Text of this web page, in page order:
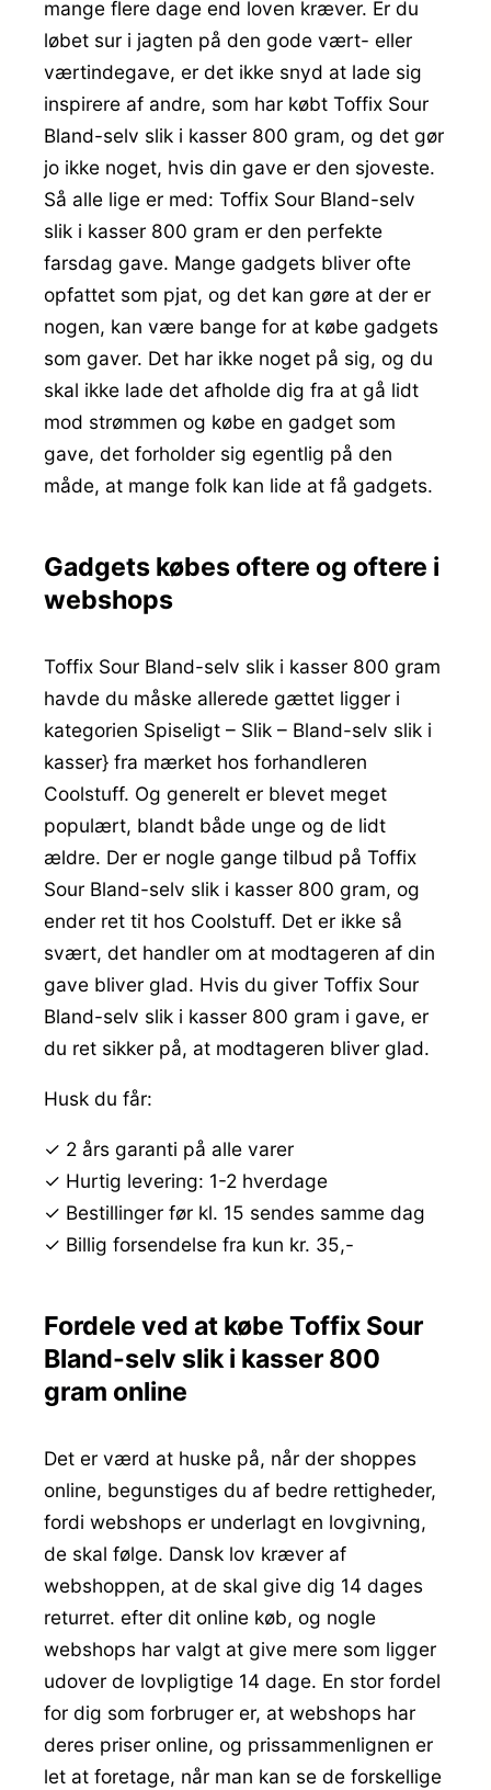
mange flere dage end loven kræver. Er du
løbet sur i jagten på den gode vært- eller
værtindegave, er det ikke snyd at lade sig
inspirere af andre, som har købt Toffix Sour
Bland-selv slik i kasser 800 gram, og det gør
jo ikke noget, hvis din gave er den sjoveste.
Så alle lige er med: Toffix Sour Bland-selv
slik i kasser 800 gram er den perfekte
farsdag gave. Mange gadgets bliver ofte
opfattet som pjat, og det kan gøre at der er
nogen, kan være bange for at købe gadgets
som gaver. Det har ikke noget på sig, og du
skal ikke lade det afholde dig fra at gå lidt
mod strømmen og købe en gadget som
gave, det forholder sig egentlig på den
måde, at mange folk kan lide at få gadgets.
Gadgets købes oftere og oftere i
webshops
Toffix Sour Bland-selv slik i kasser 800 gram
havde du måske allerede gættet ligger i
kategorien Spiseligt – Slik – Bland-selv slik i
kasser} fra mærket hos forhandleren
Coolstuff. Og generelt er blevet meget
populært, blandt både unge og de lidt
ældre. Der er nogle gange tilbud på Toffix
Sour Bland-selv slik i kasser 800 gram, og
ender ret tit hos Coolstuff. Det er ikke så
svært, det handler om at modtageren af din
gave bliver glad. Hvis du giver Toffix Sour
Bland-selv slik i kasser 800 gram i gave, er
du ret sikker på, at modtageren bliver glad.
Husk du får:
✓ 2 års garanti på alle varer
✓ Hurtig levering: 1-2 hverdage
✓ Bestillinger før kl. 15 sendes samme dag
✓ Billig forsendelse fra kun kr. 35,-
Fordele ved at købe Toffix Sour
Bland-selv slik i kasser 800
gram online
Det er værd at huske på, når der shoppes
online, begunstiges du af bedre rettigheder,
fordi webshops er underlagt en lovgivning,
de skal følge. Dansk lov kræver af
webshoppen, at de skal give dig 14 dages
returret. efter dit online køb, og nogle
webshops har valgt at give mere som ligger
udover de lovpligtige 14 dage. En stor fordel
for dig som forbruger er, at webshops har
deres priser online, og prissammenlignen er
let at foretage, når man kan se de forskellige